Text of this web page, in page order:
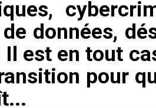
données,
Il est en tout
pour